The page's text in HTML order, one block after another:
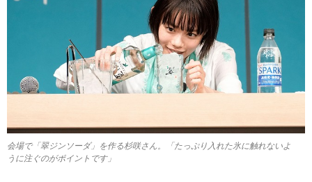
会場で「翠ジンソーダ」を作る杉咲さん。「たっぷり入れた氷に触れないよ
うに注ぐのがポイントです」